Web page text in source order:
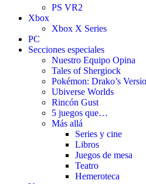
PS VR2
Xbox
Xbox X Series
PC
Secciones especiales
Nuestro Equipo Opina
Tales of Shergiock
Pokémon: Drako’s
Ubiverse Worlds
Rincón Gust
5 juegos que…
Más allá
Series y cine
Libros
Juegos de mesa
Teatro
Hemeroteca